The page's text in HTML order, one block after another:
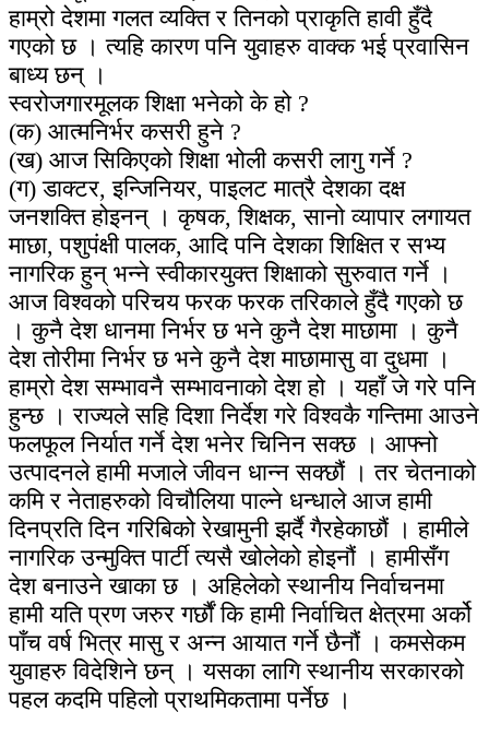
हाम्रो देशमा गलत व्यक्ति र तिनको प्राकृति हावी हुँदै
गएको छ । त्यहि कारण पनि युवाहरु वाक्क भई प्रवासिन
बाध्य छन् ।
स्वरोजगारमूलक शिक्षा भनेको के हो ?
(क) आत्मनिर्भर कसरी हुने ?
(ख) आज सिकिएको शिक्षा भोली कसरी लागु गर्ने ?
(ग) डाक्टर, इन्जिनियर, पाइलट मात्रै देशका दक्ष
जनशक्ति होइनन् । कृषक, शिक्षक, सानो व्यापार लगायत
माछा, पशुपंक्षी पालक, आदि पनि देशका शिक्षित र सभ्य
नागरिक हुन् भन्ने स्वीकारयुक्त शिक्षाको सुरुवात गर्ने ।
आज विश्वको परिचय फरक फरक तरिकाले हुँदै गएको छ
। कुनै देश धानमा निर्भर छ भने कुनै देश माछामा । कुनै
देश तोरीमा निर्भर छ भने कुनै देश माछामासु वा दुधमा ।
हाम्रो देश सम्भावनै सम्भावनाको देश हो । यहाँ जे गरे पनि
हुन्छ । राज्यले सहि दिशा निर्देश गरे विश्वकै गन्तिमा आउने
फलफूल निर्यात गर्ने देश भनेर चिनिन सक्छ । आफ्नो
उत्पादनले हामी मजाले जीवन धान्न सक्छौं । तर चेतनाको
कमि र नेताहरुको विचौलिया पाल्ने धन्धाले आज हामी
दिनप्रति दिन गरिबिको रेखामुनी झर्दै गैरहेकाछौं । हामीले
नागरिक उन्मुक्ति पार्टी त्यसै खोलेको होइनौं । हामीसँग
देश बनाउने खाका छ । अहिलेको स्थानीय निर्वाचनमा
हामी यति प्रण जरुर गर्छौं कि हामी निर्वाचित क्षेत्रमा अर्को
पाँच वर्ष भित्र मासु र अन्न आयात गर्ने छैनौं । कमसेकम
युवाहरु विदेशिने छन् । यसका लागि स्थानीय सरकारको
पहल कदमि पहिलो प्राथमिकतामा पर्नेछ ।